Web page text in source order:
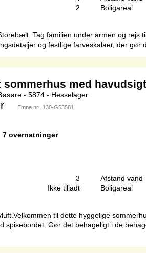
2
Boligareal
Tag familien under armen og
og festlige farveskalaer, der gør
sommerhus med
- 5874 - Hesselager
Emne nr.: 130-G53581
7 overnatninger
3
Ikke tilladt
Afstand vand
Boligareal
til dette hyggelige
Gør det behageligt i de